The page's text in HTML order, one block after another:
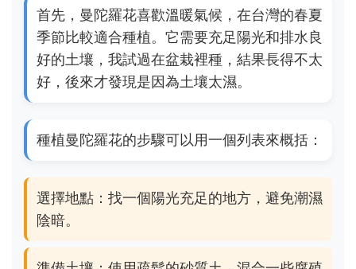
首先，曼陀羅花喜歡溫暖氣候，在台灣的春夏
季節比較適合種植。它需要充足陽光和排水良
好的土壤，我試過在盆栽裡種，結果長得不太
好，後來才發現是因為土壤太濕。
種植曼陀羅花的步驟可以用一個列表來概括：
選擇地點：找一個陽光充足的地方，避免潮濕
陰暗。